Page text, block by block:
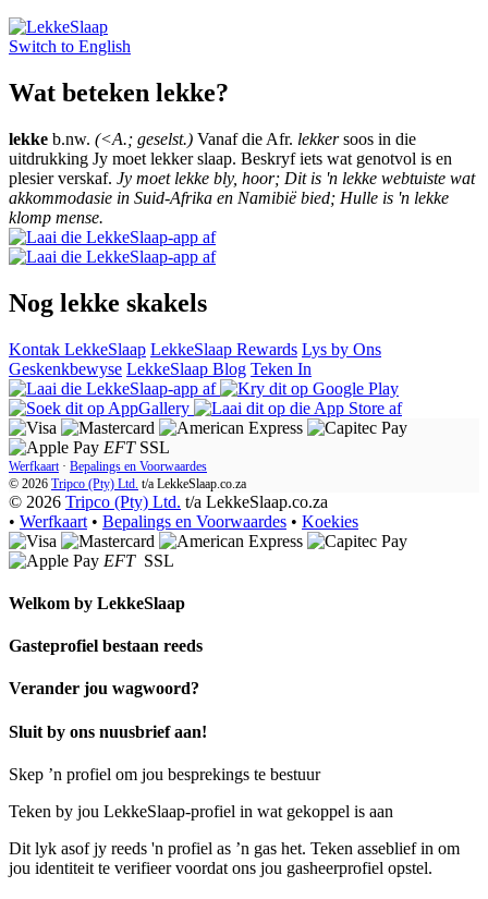
Switch to English
Wat beteken lekke?
lekke b.nw. (<A.; geselst.) Vanaf die Afr. lekkersoos in die
uitdrukking Jy moet lekker slaap. Beskryf iets wat genotvol is en
plesier verskaf. Jy moet lekke bly, hoor; Dit is 'n lekke webtuiste wat
akkommodasie in Suid-Afrika en Namibië bied; Hulle is 'n lekke
klomp mense.
Nog lekke skakels
Kontak LekkeSlaap LekkeSlaap Rewards Lys by Ons
Geskenkbewyse LekkeSlaap Blog Teken In
EFT SSL
Werfkaart · Bepalings en Voorwaardes
© 2026 Tripco (Pty) Ltd. t/a LekkeSlaap.co.za
© 2026 Tripco (Pty) Ltd. t/a LekkeSlaap.co.za
• Werfkaart • Bepalings en Voorwaardes • Koekies
EFT SSL
Welkom by LekkeSlaap
Gasteprofiel bestaan ​​reeds
Verander jou wagwoord?
Sluit by ons nuusbrief aan!
Skep ’n profiel om jou besprekings te bestuur
Teken by jou LekkeSlaap-profiel in wat gekoppel is aan
Dit lyk asof jy reeds 'n profiel as ’n gas het. Teken asseblief in om
jou identiteit te verifieer voordat ons jou gasheerprofiel opstel.